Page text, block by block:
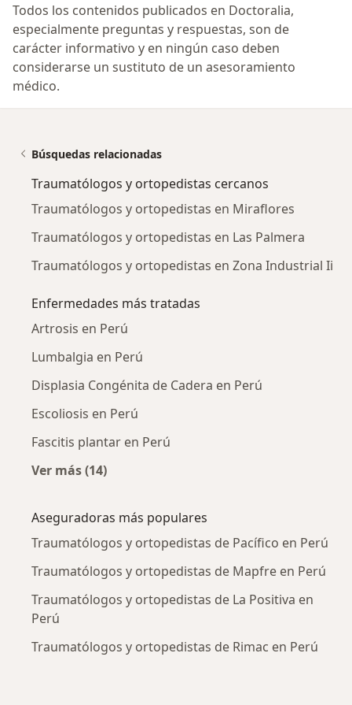
Todos los contenidos publicados en Doctoralia,
especialmente preguntas y respuestas, son de
carácter informativo y en ningún caso deben
considerarse un sustituto de un asesoramiento
médico.
Búsquedas relacionadas
Traumatólogos y ortopedistas cercanos
Traumatólogos y ortopedistas en Miraflores
Traumatólogos y ortopedistas en Las Palmera
Traumatólogos y ortopedistas en Zona Industrial Ii
Enfermedades más tratadas
Artrosis en Perú
Lumbalgia en Perú
Displasia Congénita de Cadera en Perú
Escoliosis en Perú
Fascitis plantar en Perú
Ver más (14)
Aseguradoras más populares
Traumatólogos y ortopedistas de Pacífico en Perú
Traumatólogos y ortopedistas de Mapfre en Perú
Traumatólogos y ortopedistas de La Positiva en
Perú
Traumatólogos y ortopedistas de Rimac en Perú